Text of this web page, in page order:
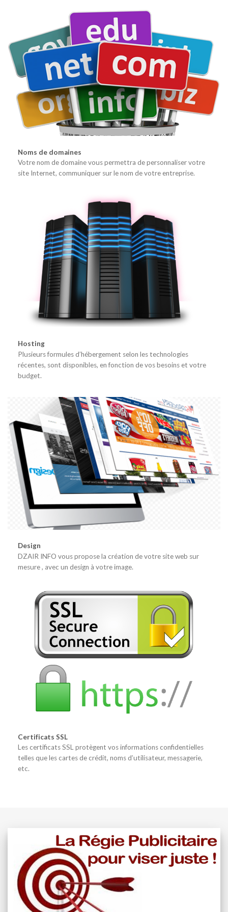
Noms de domaines
Votre nom de domaine vous permettra de personnaliser votre
site Internet, communiquer sur le nom de votre entreprise.
Hosting
Plusieurs formules d’hébergement selon les technologies
récentes, sont disponibles, en fonction de vos besoins et votre
budget.
Design
DZAIR INFO vous propose la création de votre site web sur
mesure , avec un design à votre image.
Certificats SSL
Les certificats SSL protègent vos informations confidentielles
telles que les cartes de crédit, noms d’utilisateur, messagerie,
etc.